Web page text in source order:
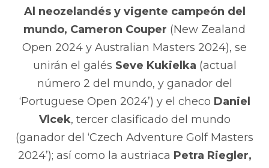
Al neozelandés y vigente campeón del
mundo, Cameron Couper (New Zealand
Open 2024 y Australian Masters 2024), se
unirán el galés Seve Kukielka (actual
número 2 del mundo, y ganador del
‘Portuguese Open 2024’) y el checo Daniel
Vlcek, tercer clasificado del mundo
(ganador del ‘Czech Adventure Golf Masters
2024’); así como la austriaca Petra Riegler,